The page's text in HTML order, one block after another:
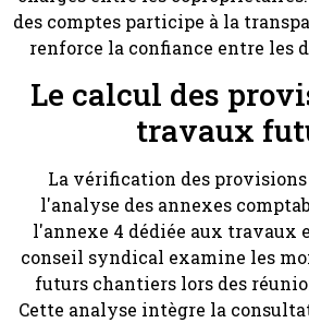
des comptes participe à la
renforce la confiance entre les
Le calcul des
travaux
La vérification des
l'analyse des annexes
l'annexe 4 dédiée aux travaux
conseil syndical examine les
futurs chantiers lors des
Cette analyse intègre la